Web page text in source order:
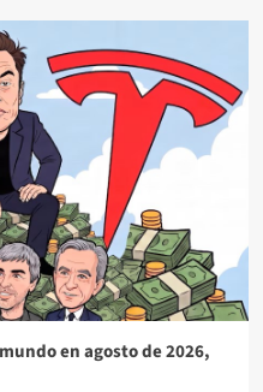
en agosto de 2026,